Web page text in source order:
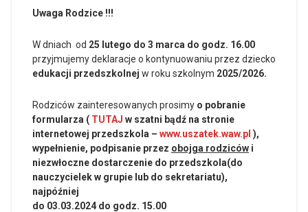
Uwaga Rodzice !!!
W dniach od 25 lutego do 3 marca do godz. 16.00
przyjmujemy deklaracje o kontynuowaniu przez dziecko
edukacji przedszkolnej w roku szkolnym 2025/2026.
Rodziców zainteresowanych prosimy o pobranie
formularza ( TUTAJ w szatni bądź na stronie
internetowej przedszkola – www.uszatek.waw.pl ),
wypełnienie, podpisanie przez obojga rodziców i
niezwłoczne dostarczenie do przedszkola(do
nauczycielek w grupie lub do sekretariatu),
najpóźniej
do 03.03.2024 do godz. 15.00